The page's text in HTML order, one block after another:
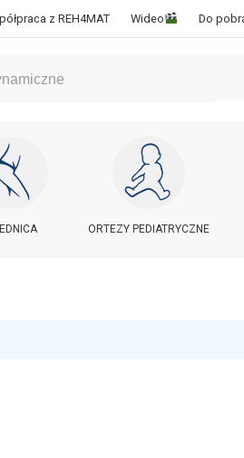
z REH4MAT Wideo Do
ORTEZY PEDIATRYCZNE